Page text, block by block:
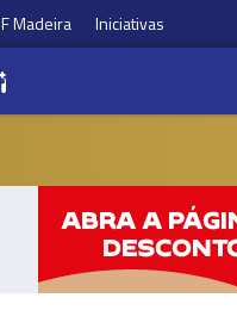
Madeira Iniciativas